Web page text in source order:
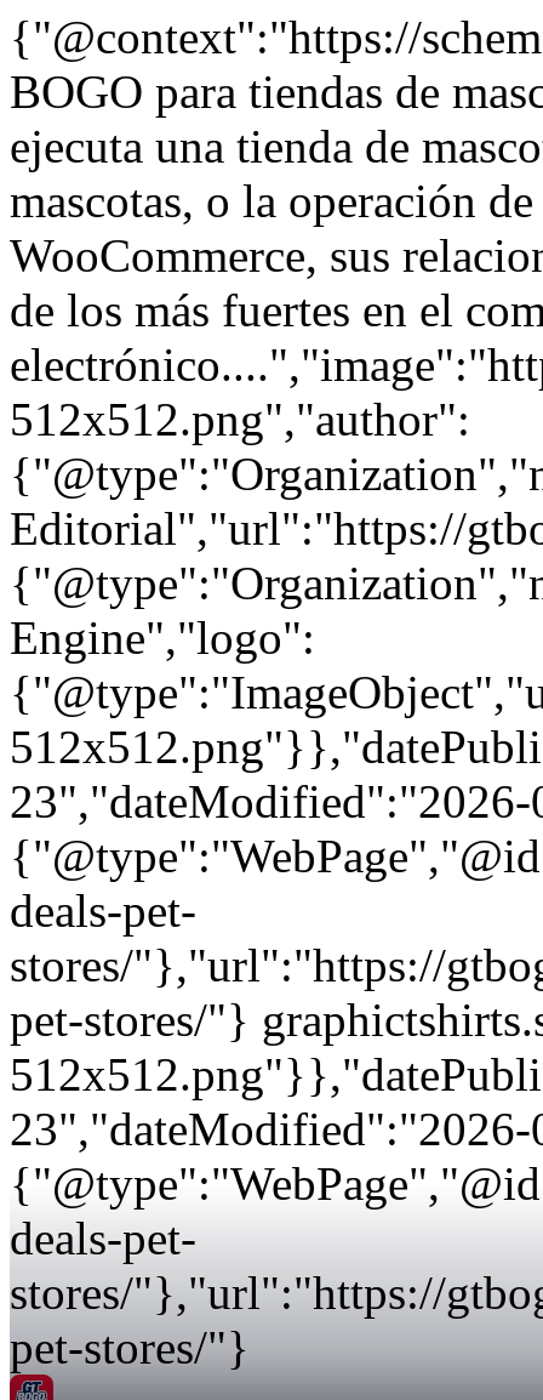
{"@context":"https://
BOGO para tiendas de
ejecuta una tienda de
mascotas, o la operación
WooCommerce, sus
de los más fuertes en el
512x512.png","author":
Editorial","url":"https://
Engine","logo":
deals-pet-
stores/"},"url":"https://
pet-stores/"}
deals-pet-
stores/"},"url":"https://
pet-stores/"}